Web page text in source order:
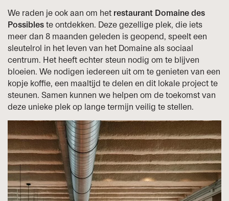
We raden je ook aan om het restaurant Domaine des
Possibles te ontdekken. Deze gezellige plek, die iets
meer dan 8 maanden geleden is geopend, speelt een
sleutelrol in het leven van het Domaine als sociaal
centrum. Het heeft echter steun nodig om te blijven
bloeien. We nodigen iedereen uit om te genieten van een
kopje koffie, een maaltijd te delen en dit lokale project te
steunen. Samen kunnen we helpen om de toekomst van
deze unieke plek op lange termijn veilig te stellen.